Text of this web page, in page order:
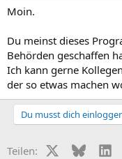
Moin.
Du meinst dieses
Behörden geschaffen
Ich kann gerne
der so etwas machen
Du musst dich
Teilen: X (Twitter)
Bluesky